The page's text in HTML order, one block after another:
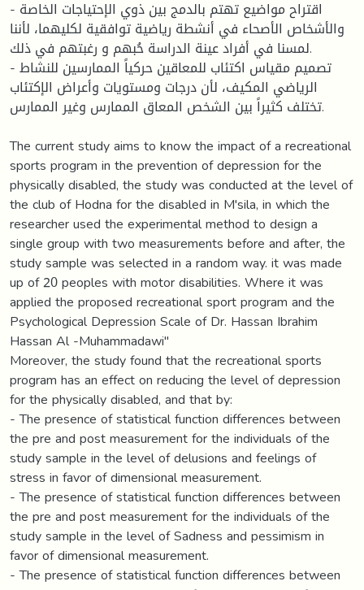
- اقتراح مواضيع تهتم بالدمج بين ذوي الإحتياجات الخاصة
والأشخاص الأصحاء في أنشطة رياضية توافقية لكليهما، لأننا
لمسنا في أفراد عينة الدراسة حُبهم و رغبتهم في ذلك.
- تصميم مقياس اكتئاب للمعاقين حركياً الممارسين للنشاط
الرياضي المكيف، لأن درجات ومستويات وأعراض الإكتئاب
تختلف كثيراً بين الشخص المعاق الممارس وغير الممارس.
The current study aims to know the impact of a recreational
sports program in the prevention of depression for the
physically disabled, the study was conducted at the level of
the club of Hodna for the disabled in M'sila, in which the
researcher used the experimental method to design a
single group with two measurements before and after, the
study sample was selected in a random way. it was made
up of 20 peoples with motor disabilities. Where it was
applied the proposed recreational sport program and the
Psychological Depression Scale of Dr. Hassan Ibrahim
Hassan Al -Muhammadawi"
Moreover, the study found that the recreational sports
program has an effect on reducing the level of depression
for the physically disabled, and that by:
- The presence of statistical function differences between
the pre and post measurement for the individuals of the
study sample in the level of delusions and feelings of
stress in favor of dimensional measurement.
- The presence of statistical function differences between
the pre and post measurement for the individuals of the
study sample in the level of Sadness and pessimism in
favor of dimensional measurement.
- The presence of statistical function differences between